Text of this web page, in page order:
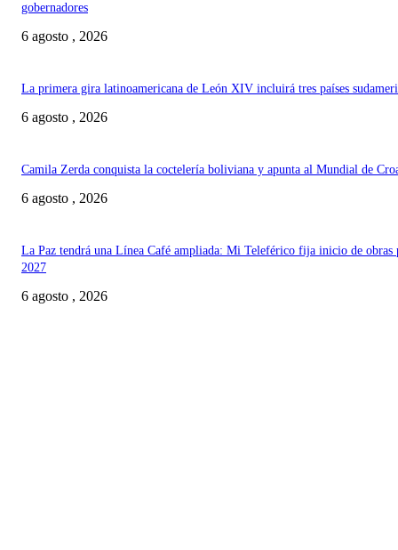
gobernadores
6 agosto , 2026
La primera gira latinoamericana de León XIV incluirá tres países
6 agosto , 2026
Camila Zerda conquista la coctelería boliviana y apunta al Mundial de
6 agosto , 2026
La Paz tendrá una Línea Café ampliada: Mi Teleférico fija inicio de obras
2027
6 agosto , 2026